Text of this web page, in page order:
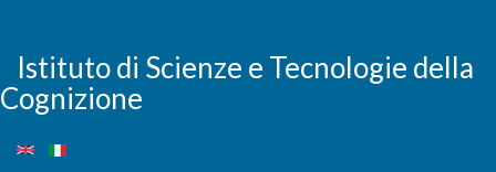
contenuto
principale
Istituto di Scienze e Tecnologie della
Cognizione